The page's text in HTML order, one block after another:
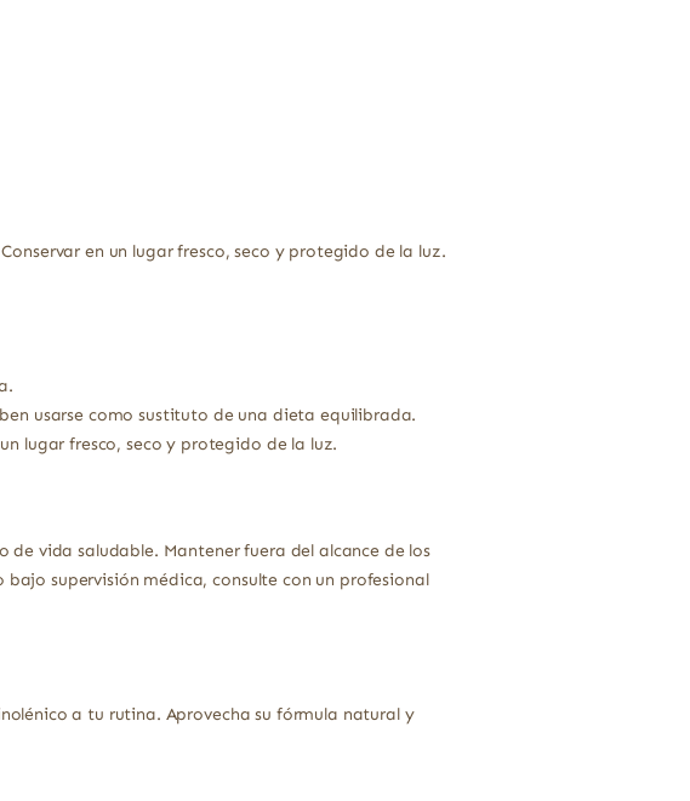
en un lugar fresco, seco y protegido de la luz.
usarse como sustituto de una dieta equilibrada.
lugar fresco, seco y protegido de la luz.
vida saludable. Mantener fuera del alcance de los
supervisión médica, consulte con un profesional
a tu rutina. Aprovecha su fórmula natural y